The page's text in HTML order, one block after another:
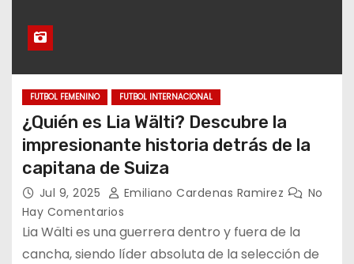
FUTBOL FEMENINO FUTBOL INTERNACIONAL
¿Quién es Lia Wälti? Descubre la
impresionante historia detrás de la
capitana de Suiza
Jul 9, 2025 Emiliano Cardenas Ramirez
No
Hay Comentarios
Lia Wälti es una guerrera dentro y fuera de la
cancha, siendo líder absoluta de la selección de